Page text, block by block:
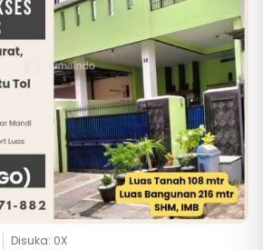
Disuka: 0X